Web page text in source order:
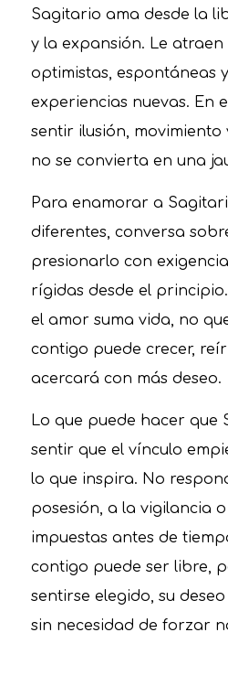
Sagitario ama desde la
y la expansión. Le atraen
optimistas, espontáneas
experiencias nuevas. En
sentir ilusión, movimiento
no se convierta en una
Para enamorar a
diferentes, conversa
presionarlo con
rígidas desde el
el amor suma vida, no
contigo puede crecer,
acercará con más deseo.
Lo que puede hacer que
sentir que el vínculo
lo que inspira. No
posesión, a la vigilancia
impuestas antes de
contigo puede ser libre,
sentirse elegido, su
sin necesidad de forzar